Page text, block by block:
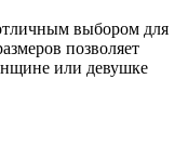
выбором для
позволяет
или девушке